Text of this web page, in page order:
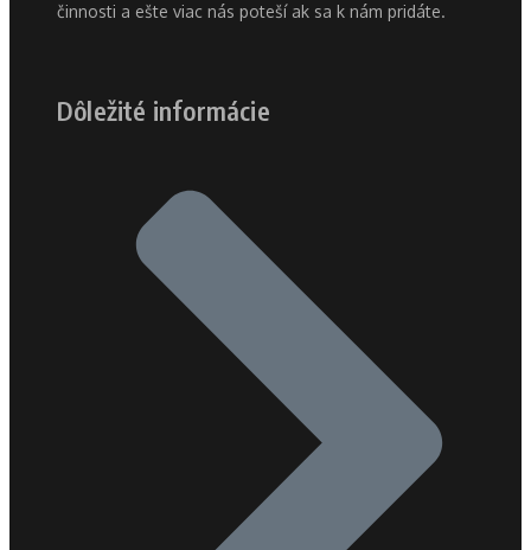
činnosti a ešte viac nás poteší ak sa k nám pridáte.
Dôležité informácie